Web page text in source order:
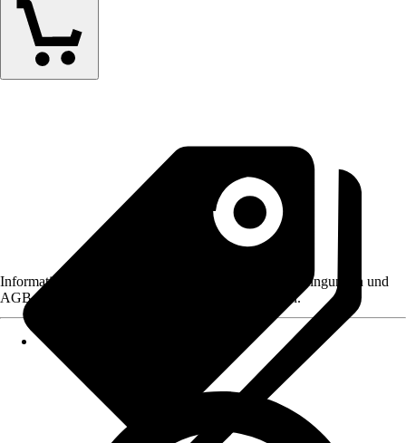
Informationen des Verkäufers, wie z. B. Rückgabebedingungen und
AGB, finden Sie bei Klick auf den Verkäufernamen.